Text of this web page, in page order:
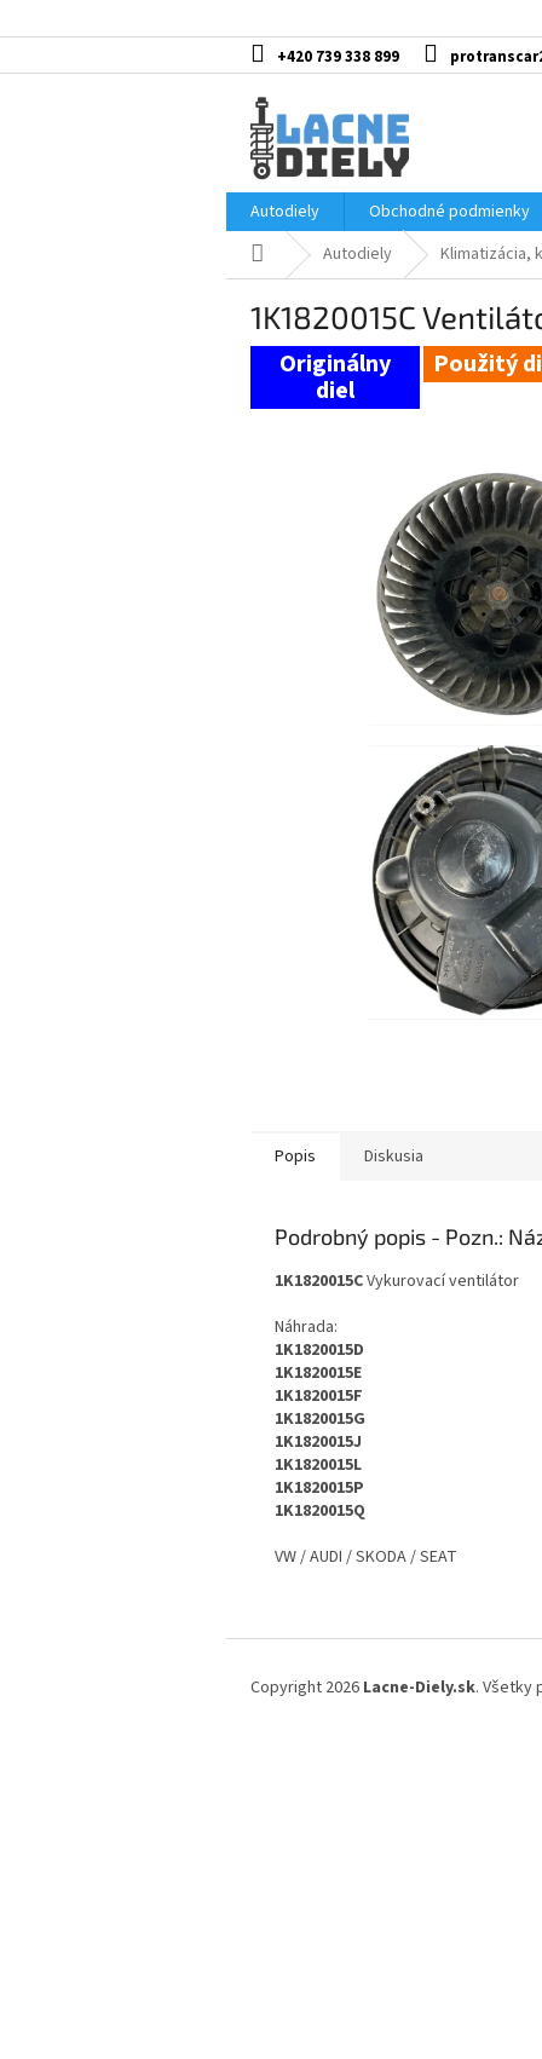
na
+420 739 338 899
Autodiely
Obchodné podmienky
DomovAutodiely Klimatizácia,
1K1820015C
Použitý
Popis Diskusia
Podrobný popis
1K1820015CVykurovací ventilátor
Náhrada:
1K1820015D
1K1820015E
1K1820015F
1K1820015G
1K1820015J
1K1820015L
1K1820015P
1K1820015Q
VW / AUDI / SKODA / SEAT
Copyright 2026 Lacne-Diely.sk. Všetky